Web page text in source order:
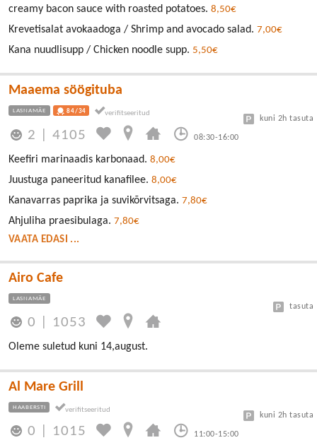
creamy bacon sauce with roasted potatoes. 8,50€
Krevetisalat avokaadoga / Shrimp and avocado salad. 7,00€
Kana nuudlisupp / Chicken noodle supp. 5,50€
Maaema söögituba
LASNAMÄE 84/34
2 |4105 08:30-16:00
kuni 2h tasuta
Keefiri marinaadis karbonaad. 8,00€
Juustuga paneeritud kanafilee. 8,00€
Kanavarras paprika ja suvikõrvitsaga. 7,80€
Ahjuliha praesibulaga. 7,80€
VAATA EDASI ...
Airo Cafe
LASNAMÄE
0 1053
tasuta
Oleme suletud kuni 14,august.
Al Mare Grill
HAABERSTI
0 1015 11:00-15:00
kuni 2h tasuta